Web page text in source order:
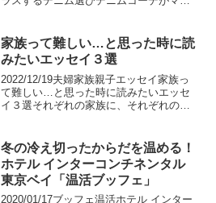
アリデニム。普通のデニムと違い、デザ
インが凝ってい...
家族って難しい…と思った時に読
みたいエッセイ３選
2022/12/19夫婦家族親子エッセイ家族っ
て難しい…と思った時に読みたいエッセ
イ３選それぞれの家族に、それぞれの形
エッセイを紹介します。
dan13,757views...
冬の冷え切ったからだを温める！
ホテル インターコンチネンタル
東京ベイ「温活ブッフェ」
2020/01/17ブッフェ温活ホテル インター